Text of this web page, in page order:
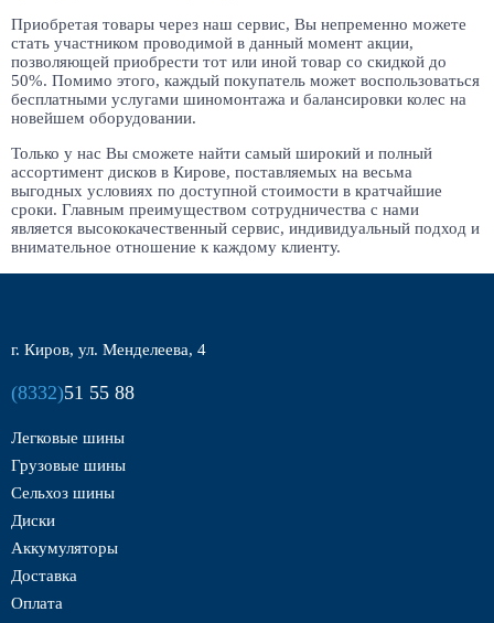
Приобретая товары через наш сервис, Вы непременно можете
стать участником проводимой в данный момент акции,
позволяющей приобрести тот или иной товар со скидкой до
50%. Помимо этого, каждый покупатель может воспользоваться
бесплатными услугами шиномонтажа и балансировки колес на
новейшем оборудовании.
Только у нас Вы сможете найти самый широкий и полный
ассортимент дисков в Кирове, поставляемых на весьма
выгодных условиях по доступной стоимости в кратчайшие
сроки. Главным преимуществом сотрудничества с нами
является высококачественный сервис, индивидуальный подход и
внимательное отношение к каждому клиенту.
г. Киров, ул. Менделеева, 4
(8332)51 55 88
Легковые шины
Грузовые шины
Сельхоз шины
Диски
Аккумуляторы
Доставка
Оплата